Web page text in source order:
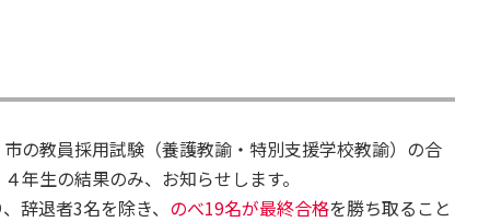
の教員採用試験（養護教諭・特別支援学校教諭）の合
年生の結果のみ、お知らせします。
辞退者3名を除き、 のべ19名が最終合格を勝ち取ること